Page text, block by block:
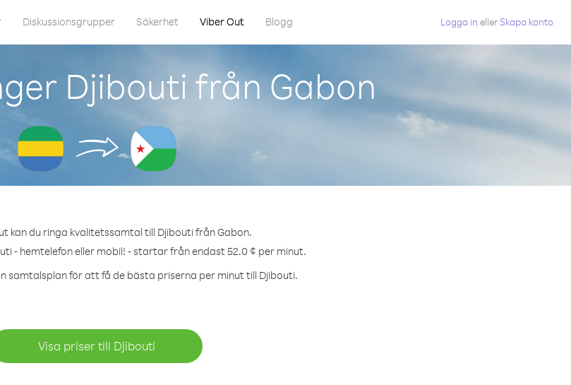
Diskussionsgrupper Säkerhet Viber Out Blogg Logga in eller Skapa konto
Djibouti från Gabon
kan du ringa kvalitetssamtal till Djibouti från Gabon.
- hemtelefon eller mobil! - startar från endast 52.0 ¢ per minut.
samtalsplan för att få de bästa priserna per minut till Djibouti.
Visa priser till Djibouti